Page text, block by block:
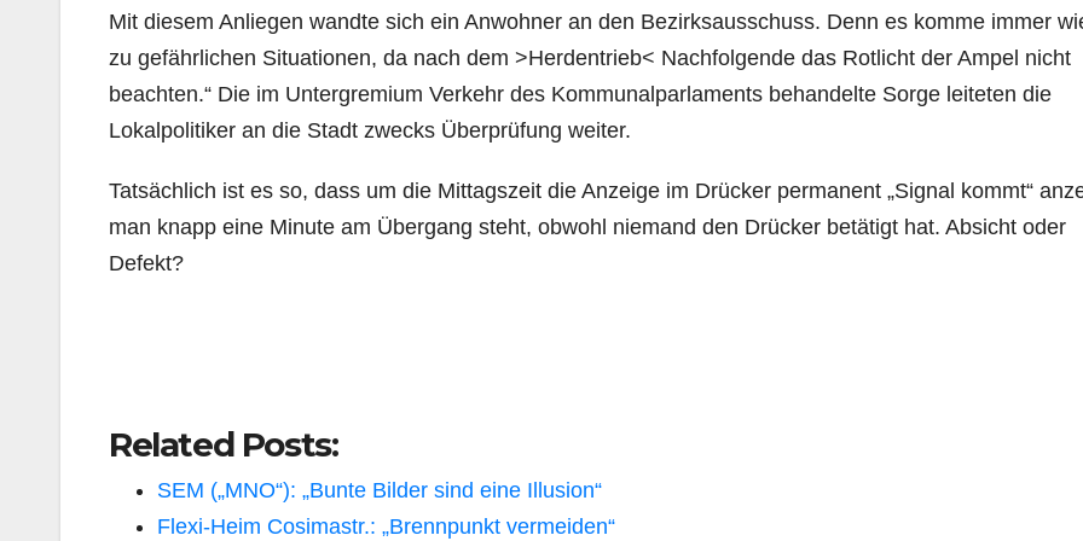
Mit diesem Anliegen wandte sich ein Anwohner an den Bezirksausschuss. Denn es komme immer
zu gefährlichen Situationen, da nach dem >Herdentrieb< Nachfolgende das Rotlicht der Ampel nicht
beachten.“ Die im Untergremium Verkehr des Kommunalparlaments behandelte Sorge leiteten die
Lokalpolitiker an die Stadt zwecks Überprüfung weiter.
Tatsächlich ist es so, dass um die Mittagszeit die Anzeige im Drücker permanent „Signal kommt“
man knapp eine Minute am Übergang steht, obwohl niemand den Drücker betätigt hat. Absicht oder
Defekt?
Related Posts:
SEM („MNO“): „Bunte Bilder sind eine Illusion“
Flexi-Heim Cosimastr.: „Brennpunkt vermeiden“